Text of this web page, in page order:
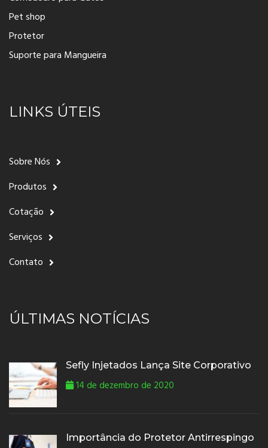
Pet shop
Protetor
Suporte para Mangueira
LINKS ÚTEIS
Sobre Nós
Produtos
Cotação
Serviços
Contato
ÚLTIMAS NOTÍCIAS
Sefly Injetados Lança Site Corporativo
14 de dezembro de 2020
Importância do Protetor Antirrespingo